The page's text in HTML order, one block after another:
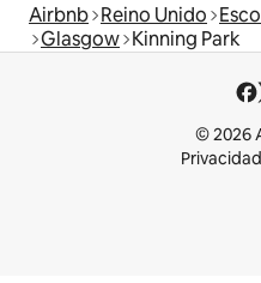
Airbnb Reino Unido
Glasgow Kinning Park
© 2026
Privacidad